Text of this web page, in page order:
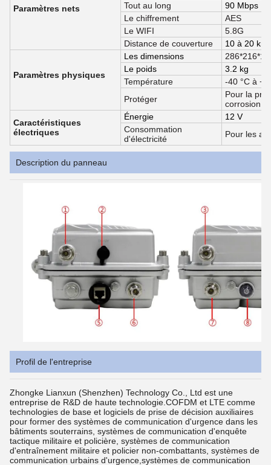
Paramètres nets
Tout au long
90 Mbps
Le chiffrement
AES
Le WIFI
5.8G
Distance de couverture
10 à 20 km
Paramètres physiques
Les dimensions
Le poids
3.2 kg
Température
-40 °C à +
Protéger
Pour la
corrosion
Caractéristiques
électriques
Énergie
12 V
Consommation
d'électricité
Pour les
Description du panneau
Profil de l'entreprise
Zhongke Lianxun (Shenzhen) Technology Co., Ltd est une
entreprise de R&D de haute technologie.COFDM et LTE comme
technologies de base et logiciels de prise de décision auxiliaires
pour former des systèmes de communication d'urgence dans les
bâtiments souterrains, systèmes de communication d'enquête
tactique militaire et policière, systèmes de communication
d'entraînement militaire et policier non-combattants, systèmes de
communication urbains d'urgence,systèmes de communication